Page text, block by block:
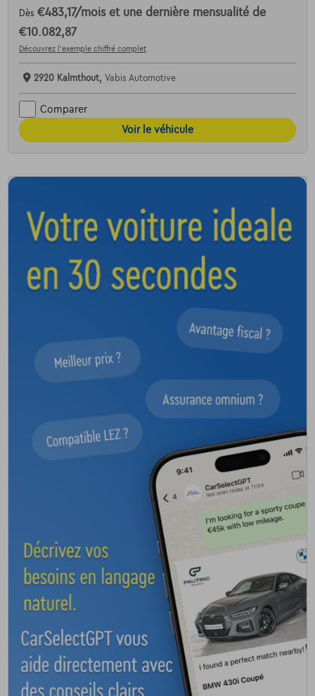
Dès €483,17/mois et une dernière mensualité de
€10.082,87
Découvrez l’exemple chiffré complet
2920 Kalmthout, Vabis Automotive
Comparer
Voir le véhicule